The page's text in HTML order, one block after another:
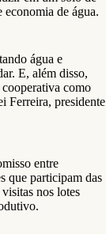
economia de água.
água e
E, além disso,
como
Ferreira, presidente
entre
que participam das
nos lotes